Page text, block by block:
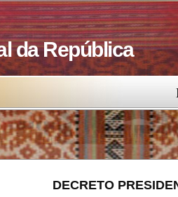
da República